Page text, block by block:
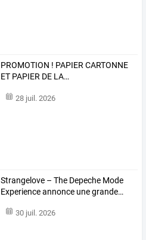
PROMOTION ! PAPIERCARTONNE
ET PAPIER DE LA…
28 juil. 2026
Strangelove – The Depeche Mode
Experienceannonce unegrande…
30 juil. 2026